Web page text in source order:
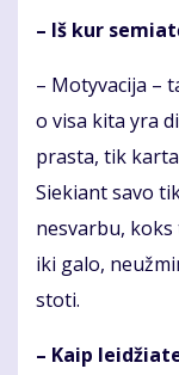
– Iš kur
– Mo­ty­va­ci­ja –
o vi­sa ki­ta yra
pras­ta, tik
Sie­kiant sa­vo
ne­svar­bu,
iki ga­lo,
sto­ti.
– Kaip